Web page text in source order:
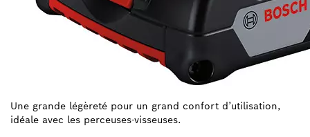
Une grande légèreté pour un grand confort d’utilisation,
idéale avec les perceuses-visseuses.